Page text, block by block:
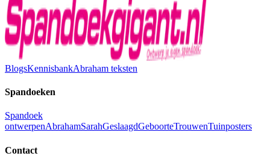
BlogsKennisbankAbraham teksten
Spandoeken
Spandoek
ontwerpenAbrahamSarahGeslaagdGeboorteTrouwenTuinposters
Contact